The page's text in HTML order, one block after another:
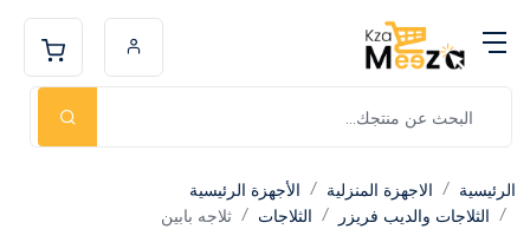
الرئيسية الاجهزة المنزلية
الأجهزة الرئيسية
الثلاجات والديب فريزر
الثلاجات ثلاجه بابين